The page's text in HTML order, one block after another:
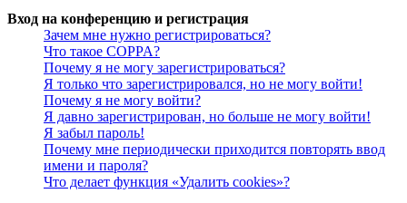
Вход на конференцию и регистрация
Зачем мне нужно регистрироваться?
Что такое COPPA?
Почему я не могу зарегистрироваться?
Я только что зарегистрировался, но не могу войти!
Почему я не могу войти?
Я давно зарегистрирован, но больше не могу войти!
Я забыл пароль!
Почему мне периодически приходится повторять ввод
имени и пароля?
Что делает функция «Удалить cookies»?